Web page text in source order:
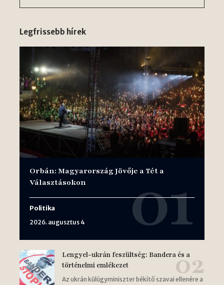
Legfrissebb hírek
Orbán: Magyarország Jövője a Tét a
Választásokon
Politika
2026. augusztus 4
Lengyel-ukrán feszültség: Bandera és a
történelmi emlékezet
Az ukrán külügyminiszter békítő szavai ellenére a